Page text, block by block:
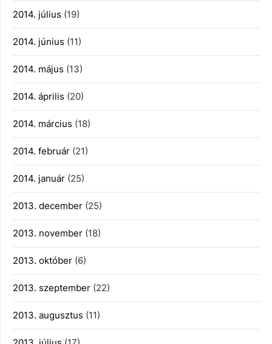
2014. július (19)
2014. június (11)
2014. május (13)
2014. április (20)
2014. március (18)
2014. február (21)
2014. január (25)
2013. december (25)
2013. november (18)
2013. október (6)
2013. szeptember (22)
2013. augusztus (11)